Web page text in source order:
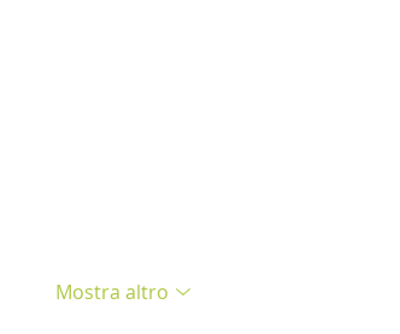
Mostra altro